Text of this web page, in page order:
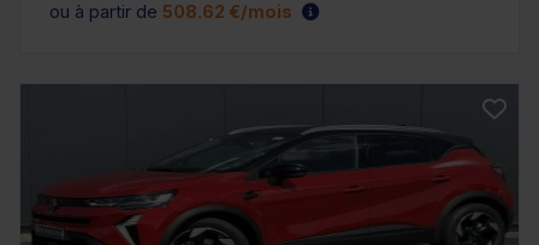
ou à partir de 508.62 €/mois